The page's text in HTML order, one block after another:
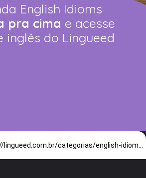
English Idioms
pra cima e acesse
inglês do Lingueed